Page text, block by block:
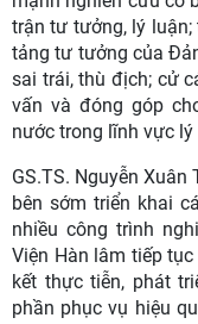
trận tư tưởng, lý
tảng tư tưởng của
sai trái, thù địch; cử
vấn và đóng góp
nước trong lĩnh vực
GS.TS. Nguyễn
bên sớm triển khai
nhiều công trình
Viện Hàn lâm tiếp
kết thực tiễn, phát
phần phục vụ hiệu